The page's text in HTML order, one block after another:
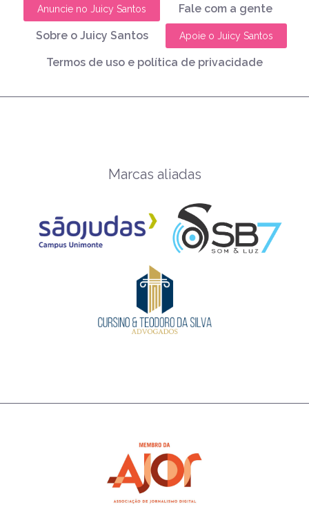
Anuncie no Juicy Santos Fale com a gente
Sobre o Juicy Santos Apoie o Juicy Santos
Termos de uso e política de privacidade
Marcas aliadas